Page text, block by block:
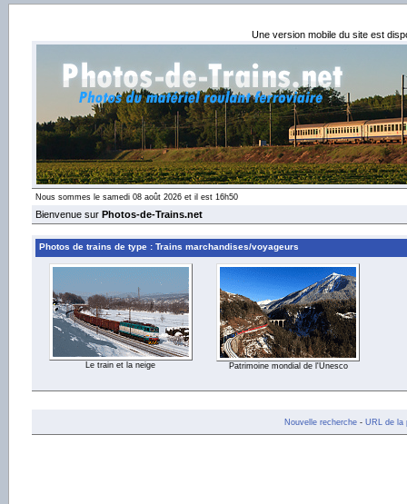
Une version mobile du site est
Nous sommes le samedi 08 août 2026 et il est 16h50
Bienvenue sur Photos-de-Trains.net
Photos de trains de type : Trains marchandises/voyageurs
Le train et la neige Patrimoine mondial de l'Unesco
Nouvelle recherche- URL de la